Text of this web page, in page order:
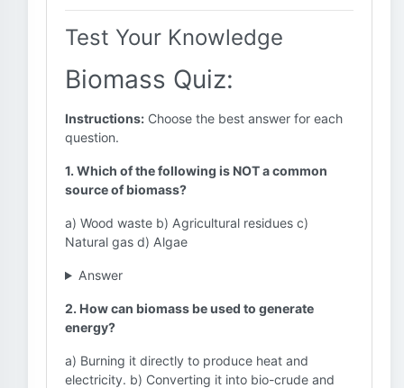
Test Your Knowledge
Biomass Quiz:
Instructions: Choose the best answer for each
question.
1. Which of the following is NOT a common
source of biomass?
a) Wood waste b) Agricultural residues c)
Natural gas d) Algae
Answer
2. How can biomass be used to generate
energy?
a) Burning it directly to produce heat and
electricity. b) Converting it into bio-crude and